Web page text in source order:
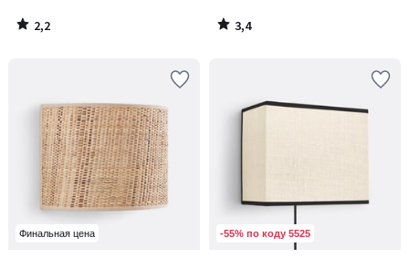
2,2
/
3,4
/
Финальная цена -55% по коду 5525